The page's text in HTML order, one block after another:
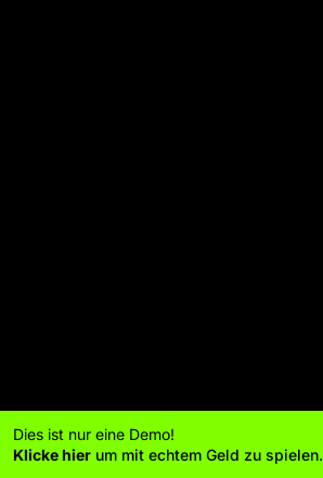
Dies ist nur eine Demo!
Klicke hier um mit echtem Geld zu spielen.